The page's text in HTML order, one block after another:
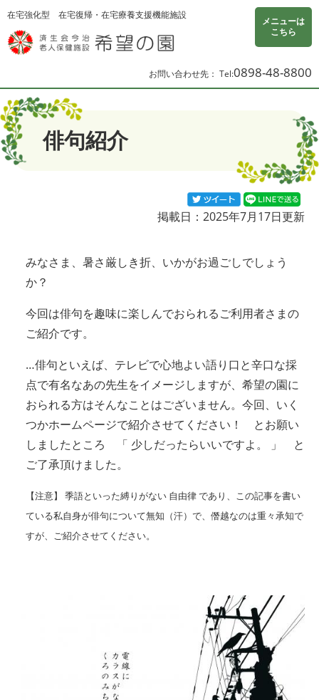
在宅強化型 在宅復帰・在宅療養支援機能施設
お問い合わせ先： 0898-48-8800
メニューは
こちら
本文
俳句紹介
掲載日：2025年7月17日更新
みなさま、暑さ厳しき折、いかがお過ごしでしょう
か？
今回は俳句を趣味に楽しんでおられるご利用者さまの
ご紹介です。
…俳句といえば、テレビで心地よい語り口と辛口な採
点で有名なあの先生をイメージしますが、希望の園に
おられる方はそんなことはございません。今回、いく
つかホームページで紹介させてください！ とお願い
しましたところ 「 少しだったらいいですよ。 」 と
ご了承頂けました。
【注意】 季語といった縛りがない 自由律 であり、この記事を書い
ている私自身が俳句について無知（汗）で、僭越なのは重々承知で
すが、ご紹介させてください。